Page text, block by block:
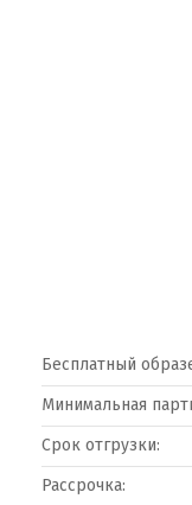
Бесплатный
Минимальная
Срок отгрузки:
Рассрочка: